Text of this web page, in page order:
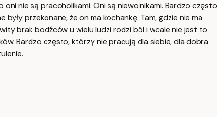
nie są pracoholikami. Oni są niewolnikami. Bardzo często
przekonane, że on ma kochankę. Tam, gdzie nie ma
brak bodźców u wielu ludzi rodzi ból i wcale nie jest to
Bardzo często, którzy nie pracują dla siebie, dla dobra